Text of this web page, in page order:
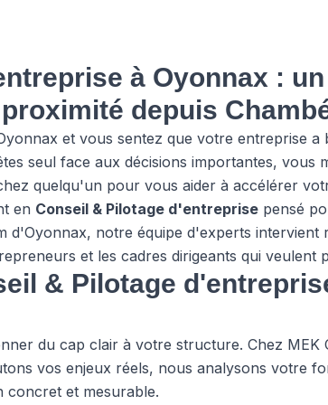
à Oyonnax : un
depuis
et vous sentez que votre entreprise
seul face aux décisions importantes, vous
quelqu'un pour vous aider à accélérer
en Conseil & Pilotage d'entreprise pensé
d'Oyonnax, notre équipe d'experts intervient
et les cadres dirigeants qui veulent
& Pilotage
du cap clair à votre structure. Chez MEK
vos enjeux réels, nous analysons votre
concret et mesurable.